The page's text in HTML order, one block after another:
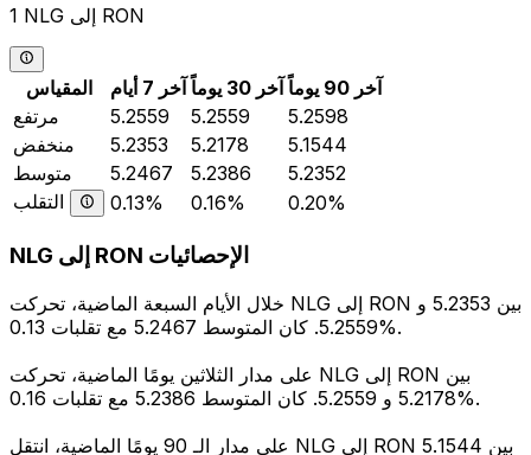
1 NLG إلى RON
المقياس آخر 7 أيام آخر 30 يوماً
آخر 90 يوماً
مرتفع
5.2559 5.2559
5.2598
منخفض
5.2353 5.2178
5.1544
متوسط
5.2467 5.2386
5.2352
التقلب
0.13% 0.16% 0.20%
NLG إلى RON الإحصائيات
خلال الأيام السبعة الماضية، تحركت NLG إلى RON بين 5.2353 و
5.2559. كان المتوسط 5.2467 مع تقلبات 0.13%.
على مدار الثلاثين يومًا الماضية، تحركت NLG إلى RON بين
5.2178 و 5.2559. كان المتوسط 5.2386 مع تقلبات 0.16%.
على مدار الـ 90 يومًا الماضية، انتقل NLG إلى RON بين 5.1544